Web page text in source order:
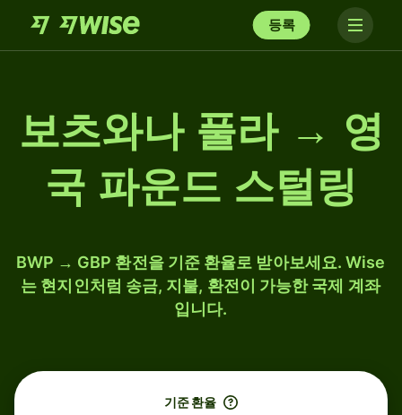
등록
보츠와나 풀라 → 영
국 파운드 스털링
BWP → GBP 환전을 기준 환율로 받아보세요. Wise
는 현지인처럼 송금, 지불, 환전이 가능한 국제 계좌
입니다.
기준 환율